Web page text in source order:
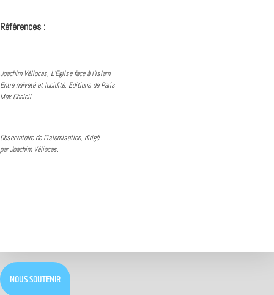
Références :
Joachim Véliocas, L’Eglise face à l’islam.
Entre naïveté et lucidité, Editions de Paris
Max Chaleil.
Observatoire de l’islamisation, dirigé
par Joachim Véliocas.
NOUS SOUTENIR